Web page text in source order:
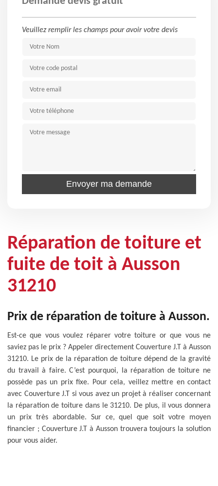
Veuillez remplir les champs pour avoir votre devis
Réparation de toiture et
fuite de toit à Ausson
31210
Prix de réparation de toiture à Ausson.
Est-ce que vous voulez réparer votre toiture or que vous ne
saviez pas le prix ? Appeler directement Couverture J.T à Ausson
31210. Le prix de la réparation de toiture dépend de la gravité
du travail à faire. C’est pourquoi, la réparation de toiture ne
possède pas un prix fixe. Pour cela, veillez mettre en contact
avec Couverture J.T si vous avez un projet à réaliser concernant
la réparation de toiture dans le 31210. De plus, il vous donnera
un prix très abordable. Sur ce, quel que soit votre moyen
financier ; Couverture J.T à Ausson trouvera toujours la solution
pour vous aider.